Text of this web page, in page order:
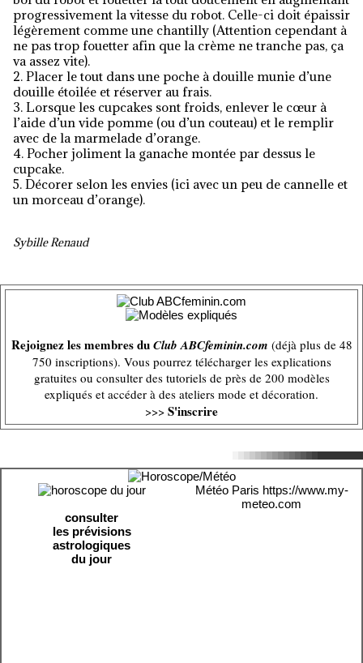
progressivement la vitesse du robot. Celle-ci doit épaissir
légèrement comme une chantilly (Attention cependant à
ne pas trop fouetter afin que la crème ne tranche pas, ça
va assez vite).
2. Placer le tout dans une poche à douille munie d’une
douille étoilée et réserver au frais.
3. Lorsque les cupcakes sont froids, enlever le cœur à
l’aide d’un vide pomme (ou d’un couteau) et le remplir
avec de la marmelade d’orange.
4. Pocher joliment la ganache montée par dessus le
cupcake.
5. Décorer selon les envies (ici avec un peu de cannelle et
un morceau d’orange).
Sybille Renaud
Rejoignez les membres duClub ABCfeminin.com (déjà plus de 48
750 inscriptions). Vous pourrez télécharger les explications
gratuites ou consulter des tutoriels de près de 200 modèles
expliqués et accéder à des ateliers mode et décoration.
>>> S'inscrire
consulter
les prévisions
astrologiques
du jour
Météo Paris https://www.my-
meteo.com